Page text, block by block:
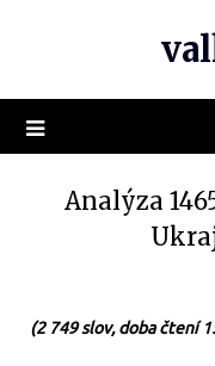
Analýza
(2 749 slov, doba čtení